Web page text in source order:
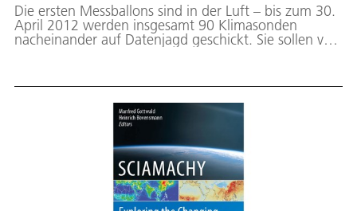
Die ersten Messballons sind in der Luft – bis zum 30.
April 2012 werden insgesamt 90 Klimasonden
nacheinander auf Datenjagd geschickt. Sie sollen von
von 12 bis 30 Kilometer. Die Messkampagne des
wird in Kooperation mit der
Umweltforschungsstation Schneefernerhaus
durchgeführt und vom Bayerischen Staatsministerium
für Umwelt und Gesundheit gefördert. Das Projekt-
Team von BHEA untersucht die Bedeutung von
Hochgebirgszügen für den Energietransport in der